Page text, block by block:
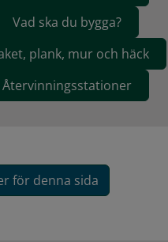
Vad ska du bygga?
plank, mur och häck
Återvinningsstationer
för denna sida